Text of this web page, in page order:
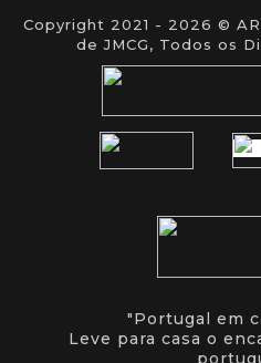
Copyright 2021 - 2026 ©
de JMCG, Todos os
"Portugal em
Leve para casa o